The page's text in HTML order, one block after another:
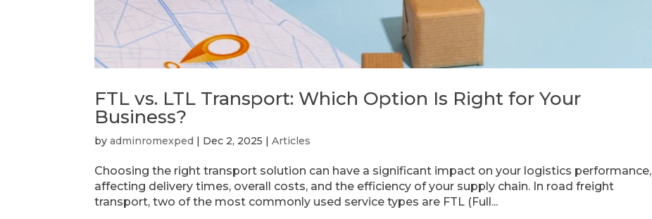
FTL vs. LTL Transport: Which Option Is Right for Your
Business?
byadminromexped | Dec 2, 2025 |Articles
Choosing the right transport solution can have a significant impact on your logistics performance,
affecting delivery times, overall costs, and the efficiency of your supply chain. In road freight
transport, two of the most commonly used service types are FTL (Full...